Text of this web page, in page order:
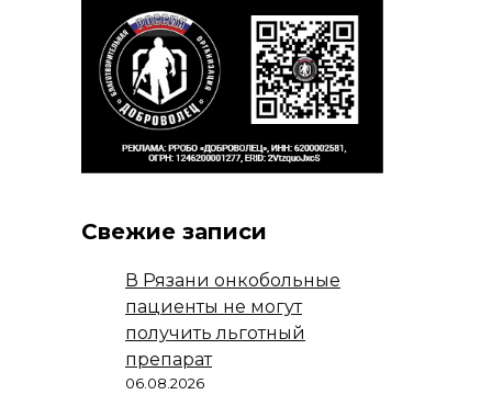
Свежие записи
В Рязани онкобольные
пациенты не могут
получить льготный
препарат
06.08.2026